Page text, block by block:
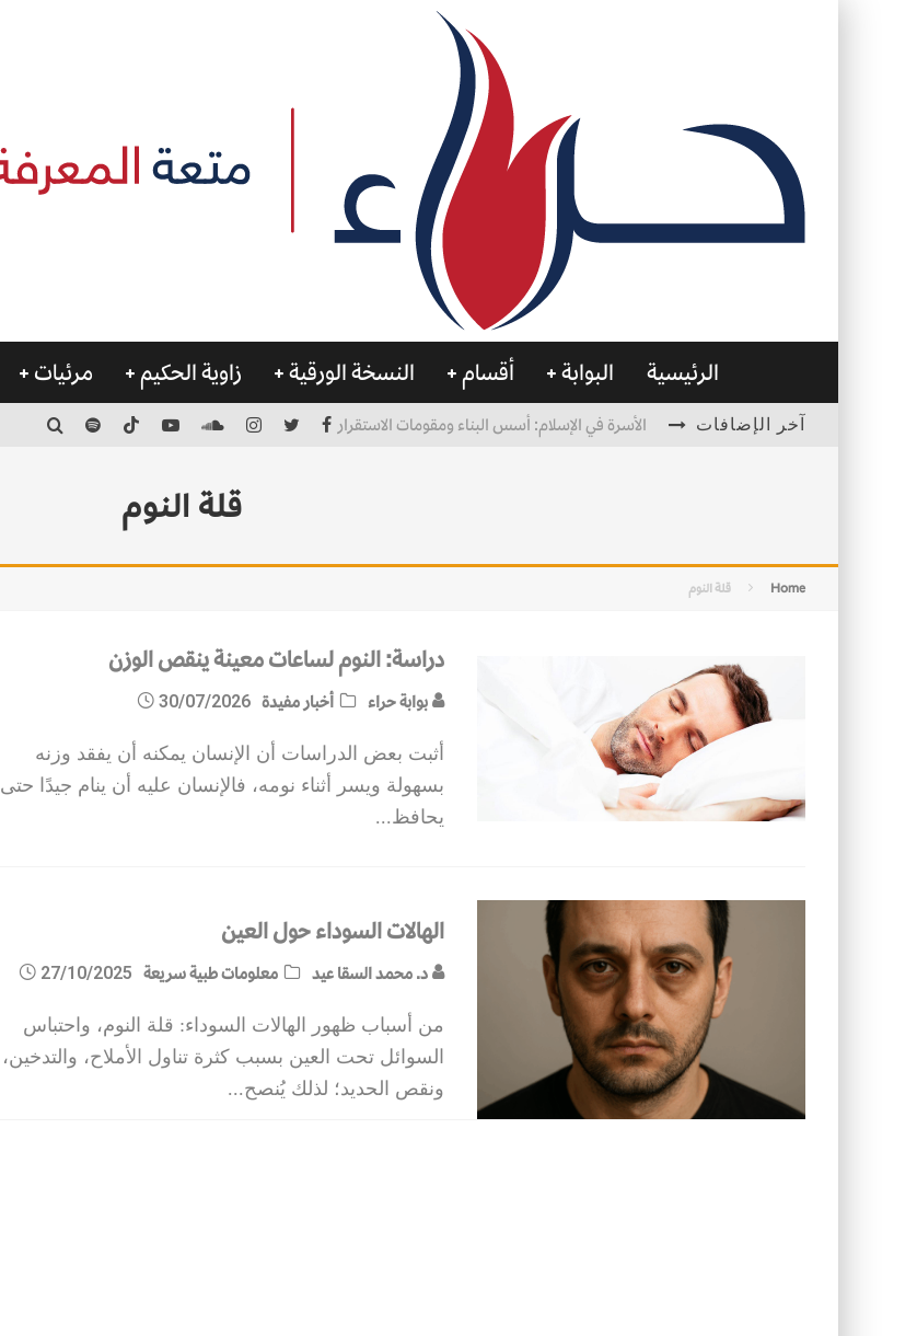
الرئيسية البوابة أقسام النسخة الورقية زاوية الحكيم مرئيات
آخر الإضافات الأسرة في الإسلام: أسس البناء ومقومات الاستقرار
قلة النوم
Home قلة النوم
دراسة: النوم لساعات معينة ينقص الوزن
بوابة حراء أخبار مفيدة 30/07/2026
أثبت بعض الدراسات أن الإنسان يمكنه أن يفقد وزنه
بسهولة ويسر أثناء نومه، فالإنسان عليه أن ينام جيدًا حتى
يحافظ...
الهالات السوداء حول العين
د. محمد السقا عيد معلومات طبية سريعة 27/10/2025
من أسباب ظهور الهالات السوداء: قلة النوم، واحتباس
السوائل تحت العين بسبب كثرة تناول الأملاح، والتدخين،
ونقص الحديد؛ لذلك يُنصح...